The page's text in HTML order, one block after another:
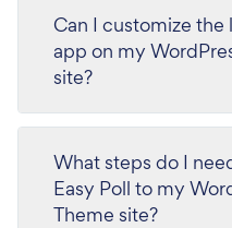
Can I customize the
app on my
site?
What steps do I
Easy Poll to my
Theme site?